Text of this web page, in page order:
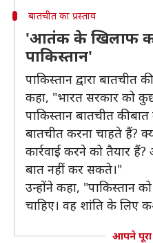
बातचीत का प्रस्ताव
'आतंक के खिलाफ
पाकिस्तान'
पाकिस्तान द्वारा
कहा, "भारत सरकार को
पाकिस्तान बातचीत की
बातचीत करना चाहते हैं?
कार्रवाई करने को तैयार
बात नहीं कर सकते।"
उन्होंने कहा, "पाकिस्तान
चाहिए। वह शांति के लिए
आपने पूरा